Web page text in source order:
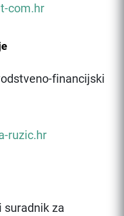
com.hr
financijski
ruzic.hr
suradnik za